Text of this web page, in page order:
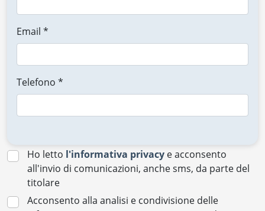
Email *
Telefono *
Ho letto l'informativa privacy e acconsento
all'invio di comunicazioni, anche sms, da parte del
titolare
Acconsento alla analisi e condivisione delle